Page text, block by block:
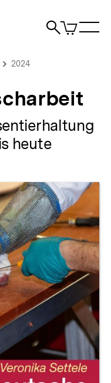
Suche
Artikel
im
2024
heute